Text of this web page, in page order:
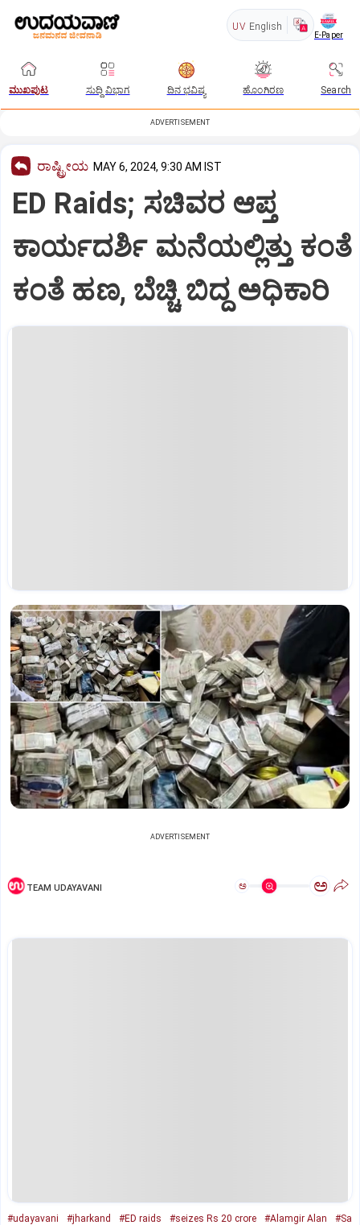
UV English
E-Paper
ಮುಖಪುಟ ಸುದ್ದಿ ವಿಭಾಗ ದಿನ ಭವಿಷ್ಯ ಹೊಂಗಿರಣ Search
ADVERTISEMENT
ರಾಷ್ಟ್ರೀಯ MAY 6, 2024, 9:30 AM IST
ED Raids; ಸಚಿವರ ಆಪ್ತ
ಕಾರ್ಯದರ್ಶಿ ಮನೆಯಲ್ಲಿತ್ತು ಕಂತೆ
ಕಂತೆ ಹಣ, ಬೆಚ್ಚಿ ಬಿದ್ದ ಅಧಿಕಾರಿ
ADVERTISEMENT
TEAM UDAYAVANI ಅ ಅ
#udayavani #jharkand #ED raids #seizes Rs 20 crore #Alamgir Alan
#Sa